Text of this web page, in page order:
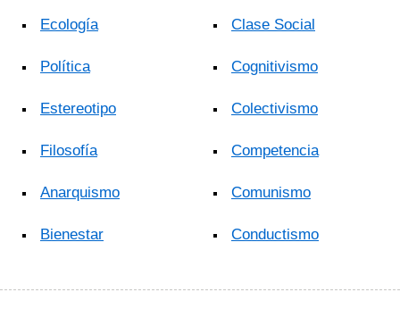
Ecología
Política
Estereotipo
Filosofía
Anarquismo
Bienestar
Clase Social
Cognitivismo
Colectivismo
Competencia
Comunismo
Conductismo